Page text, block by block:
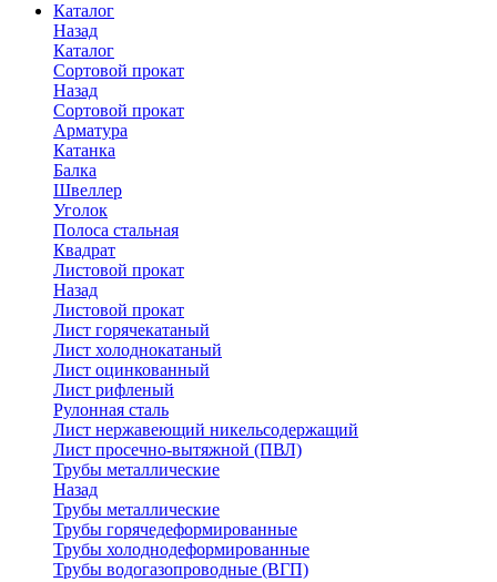
Каталог
Назад
Каталог
Сортовой прокат
Назад
Сортовой прокат
Арматура
Катанка
Балка
Швеллер
Уголок
Полоса стальная
Квадрат
Листовой прокат
Назад
Листовой прокат
Лист горячекатаный
Лист холоднокатаный
Лист оцинкованный
Лист рифленый
Рулонная сталь
Лист нержавеющий никельсодержащий
Лист просечно-вытяжной (ПВЛ)
Трубы металлические
Назад
Трубы металлические
Трубы горячедеформированные
Трубы холоднодеформированные
Трубы водогазопроводные (ВГП)